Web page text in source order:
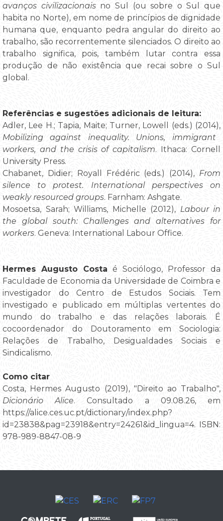
avanços civilizacionaisno Sul (ou sobre o Sul que
habita no Norte), em nome de princípios de dignidade
humana que, enquanto pedra angular do direito ao
trabalho, são recorrentemente silenciados. O direito ao
trabalho significa, pois, também lutar contra essa
produção de não existência que recai sobre o Sul
global.
Referências e sugestões adicionais de leitura:
Adler, Lee H.; Tapia, Maite; Turner, Lowell (eds.) (2014),
Mobilizing against inequality. Unions, immigrant
workers, and the crisis of capitalism. Ithaca: Cornell
University Press.
Chabanet, Didier; Royall Frédéric (eds.) (2014), From
silence to protest. International perspectives on
weakly resourced groups. Farnham: Ashgate.
Mosoetsa, Sarah; Williams, Michelle (2012), Labour in
the global south: Challenges and alternatives for
workers. Geneva: International Labour Office.
Hermes Augusto Costa é Sociólogo, Professor da
Faculdade de Economia da Universidade de Coimbra e
investigador do Centro de Estudos Sociais. Tem
investigado e publicado em múltiplas vertentes do
mundo do trabalho e das relações laborais. É
cocoordenador do Doutoramento em Sociologia:
Relações de Trabalho, Desigualdades Sociais e
Sindicalismo.
Como citar
Costa, Hermes Augusto (2019), "Direito ao Trabalho",
Dicionário Alice. Consultado a 09.08.26, em
https://alice.ces.uc.pt/dictionary/index.php?
id=23838&pag=23918&entry=24261&id_lingua=4. ISBN:
978-989-8847-08-9